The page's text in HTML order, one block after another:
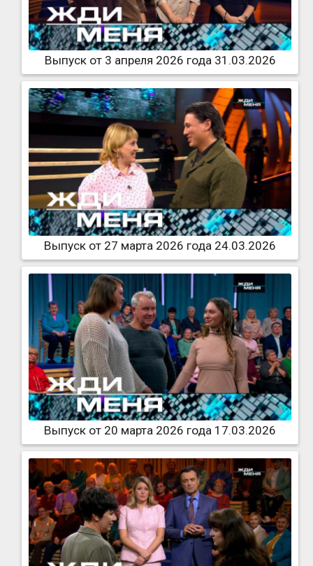
Выпуск от 3 апреля 2026 года 31.03.2026
Выпуск от 27 марта 2026 года 24.03.2026
Выпуск от 20 марта 2026 года 17.03.2026